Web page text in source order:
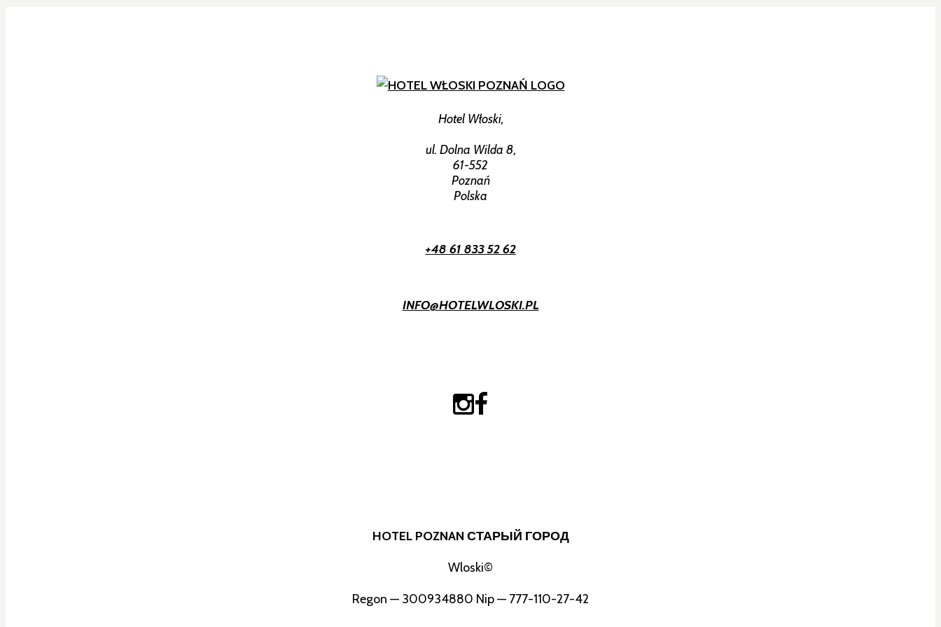
Hotel Włoski,
ul. Dolna Wilda 8,
61-552
Poznań
Polska
+48 61 833 52 62
INFO@HOTELWLOSKI.PL
HOTEL POZNAN СТАРЫЙ ГОРОД
Wloski©
Regon — 300934880 Nip — 777-110-27-42